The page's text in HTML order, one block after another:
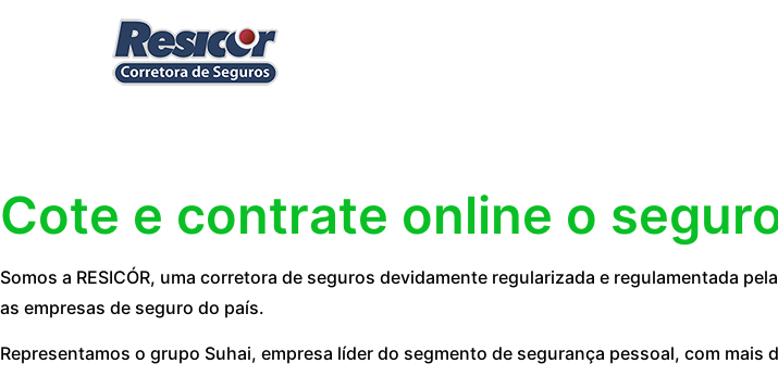
Cote e contrate online o
Somos a RESICÓR, uma corretora de seguros devidamente regularizada e regulamentada
as empresas de seguro do país.
Representamos o grupo Suhai, empresa líder do segmento de segurança pessoal, com mais